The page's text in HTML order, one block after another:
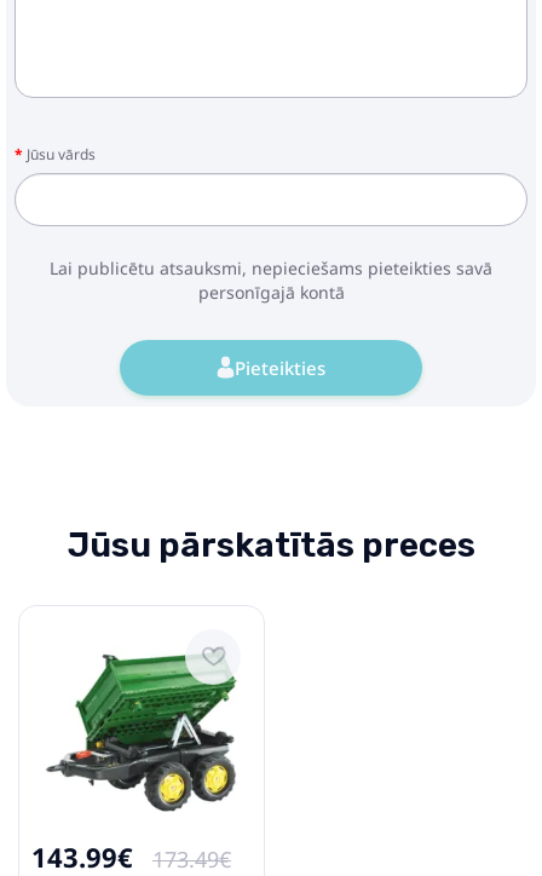
Jūsu vārds
Lai publicētu atsauksmi, nepieciešams pieteikties savā
personīgajā kontā
Pieteikties
Jūsu pārskatītās preces
143.99€ 173.49€